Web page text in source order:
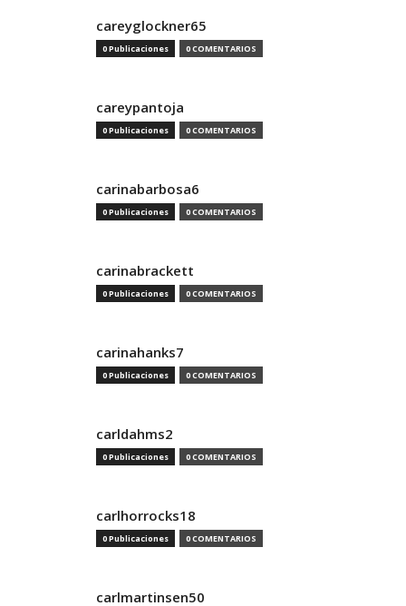
careyglockner65
0 Publicaciones 0 COMENTARIOS
careypantoja
0 Publicaciones 0 COMENTARIOS
carinabarbosa6
0 Publicaciones 0 COMENTARIOS
carinabrackett
0 Publicaciones 0 COMENTARIOS
carinahanks7
0 Publicaciones 0 COMENTARIOS
carldahms2
0 Publicaciones 0 COMENTARIOS
carlhorrocks18
0 Publicaciones 0 COMENTARIOS
carlmartinsen50